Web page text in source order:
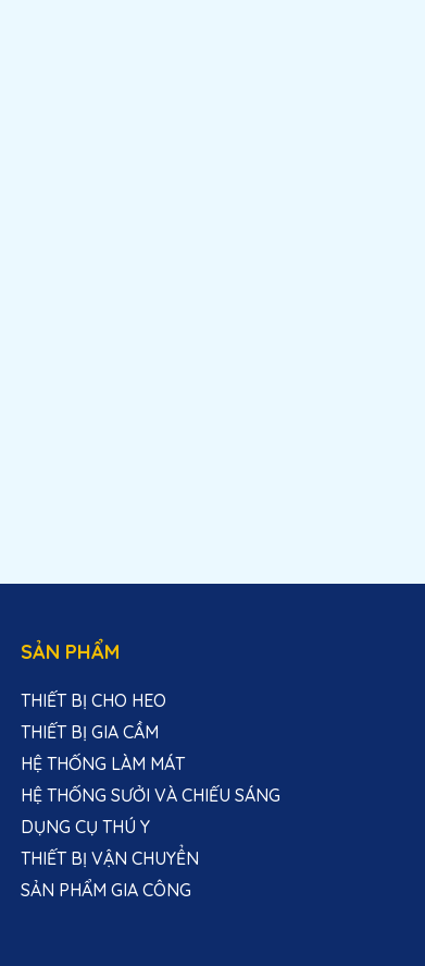
SẢN PHẨM
THIẾT BỊ CHO HEO
THIẾT BỊ GIA CẦM
HỆ THỐNG LÀM MÁT
HỆ THỐNG SƯỞI VÀ CHIẾU SÁNG
DỤNG CỤ THÚ Y
THIẾT BỊ VẬN CHUYỂN
SẢN PHẨM GIA CÔNG